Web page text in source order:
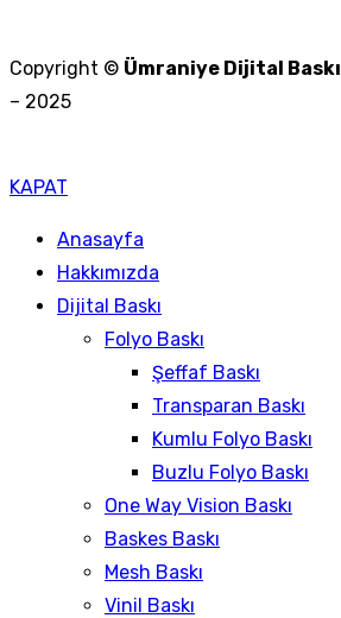
Copyright © Ümraniye Dijital Baskı
– 2025
KAPAT
Anasayfa
Hakkımızda
Dijital Baskı
Folyo Baskı
Şeffaf Baskı
Transparan Baskı
Kumlu Folyo Baskı
Buzlu Folyo Baskı
One Way Vision Baskı
Baskes Baskı
Mesh Baskı
Vinil Baskı